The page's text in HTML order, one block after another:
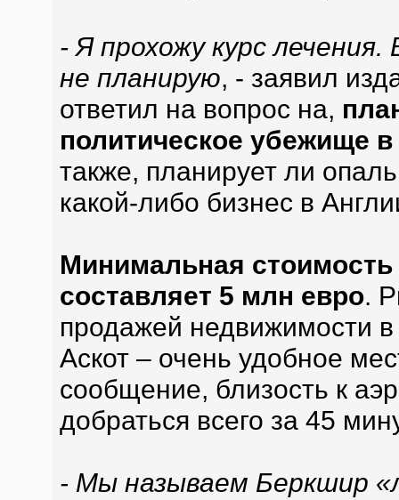
- Я прохожу курс
не планирую, - заявил
ответил на вопрос на,
политическое убежище
также, планирует ли
какой-либо бизнес в
Минимальная
составляет 5 млн евро.
продажей недвижимости
Аскот – очень удобное
сообщение, близость к
добраться всего за 45
- Мы называем Беркшир